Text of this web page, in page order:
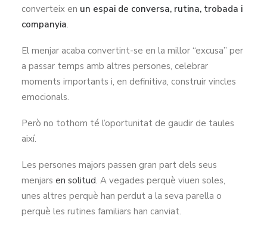
converteix en un espai de conversa, rutina, trobada i
companyia.
El menjar acaba convertint-se en la millor “excusa” per
a passar temps amb altres persones, celebrar
moments importants i, en definitiva, construir vincles
emocionals.
Però no tothom té l’oportunitat de gaudir de taules
així.
Les persones majors passen gran part dels seus
menjars en solitud. A vegades perquè viuen soles,
unes altres perquè han perdut a la seva parella o
perquè les rutines familiars han canviat.